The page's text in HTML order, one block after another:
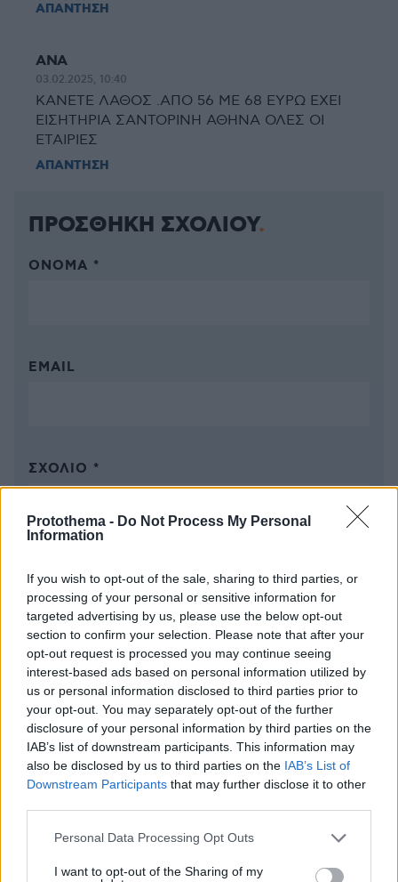
Protothema - Do Not Process My Personal
Information
If you wish to opt-out of the sale, sharing to third parties, or
processing of your personal or sensitive information for
targeted advertising by us, please use the below opt-out
section to confirm your selection. Please note that after your
opt-out request is processed you may continue seeing
interest-based ads based on personal information utilized by
us or personal information disclosed to third parties prior to
your opt-out. You may separately opt-out of the further
disclosure of your personal information by third parties on the
IAB’s list of downstream participants. This information may
also be disclosed by us to third parties on the IAB’s List of
Downstream Participants that may further disclose it to other
Please note that this website/app uses one or more Google
not limited to your visit or usage behaviour. You may click to
Personal Data Processing Opt Outs
I want to opt-out of the Sharing of my
ΑΠΑΝΤΗΣΗ
ΑΝΑ
03.02.2025, 10:40
ΚΑΝΕΤΕ ΛΑΘΟΣ .ΑΠΟ 56 ΜΕ 68 ΕΥΡΩ ΕΧΕΙ
ΕΙΣΗΤΗΡΙΑ ΣΑΝΤΟΡΙΝΗ ΑΘΗΝΑ ΟΛΕΣ ΟΙ
ΕΤΑΙΡΙΕΣ
ΑΠΑΝΤΗΣΗ
ΠΡΟΣΘΗΚΗ ΣΧΟΛΙΟΥ
ΌΝΟΜΑ *
EMAIL
ΣΧΌΛΙΟ *
Απομένουν2500χαρακτήρες
* Υποχρεωτικά πεδία
ΡΟΗ ΕΙΔΗΣΕΩΝ